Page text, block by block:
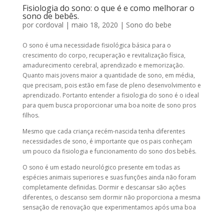
Fisiologia do sono: o que é e como melhorar o
sono de bebês.
por cordoval | maio 18, 2020 | Sono do bebe
O sono é uma necessidade fisiológica básica para o
crescimento do corpo, recuperação e revitalização física,
amadurecimento cerebral, aprendizado e memorização.
Quanto mais jovens maior a quantidade de sono, em média,
que precisam, pois estão em fase de pleno desenvolvimento e
aprendizado. Portanto entender a fisiologia do sono é o ideal
para quem busca proporcionar uma boa noite de sono pros
filhos.
Mesmo que cada criança recém-nascida tenha diferentes
necessidades de sono, é importante que os pais conheçam
um pouco da fisiologia e funcionamento do sono dos bebês.
O sono é um estado neurológico presente em todas as
espécies animais superiores e suas funções ainda não foram
completamente definidas. Dormir e descansar são ações
diferentes, o descanso sem dormir não proporciona a mesma
sensação de renovação que experimentamos após uma boa